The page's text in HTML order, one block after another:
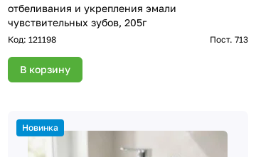
отбеливания и укрепления эмали
чувствительных зубов, 205г
Код: 121198 Пост. 713
В корзину
Новинка